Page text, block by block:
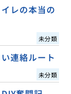
レの本当の
未分類
連絡ルート
未分類